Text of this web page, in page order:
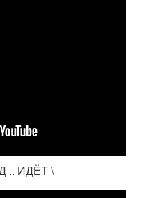
.. ИДЁТ \